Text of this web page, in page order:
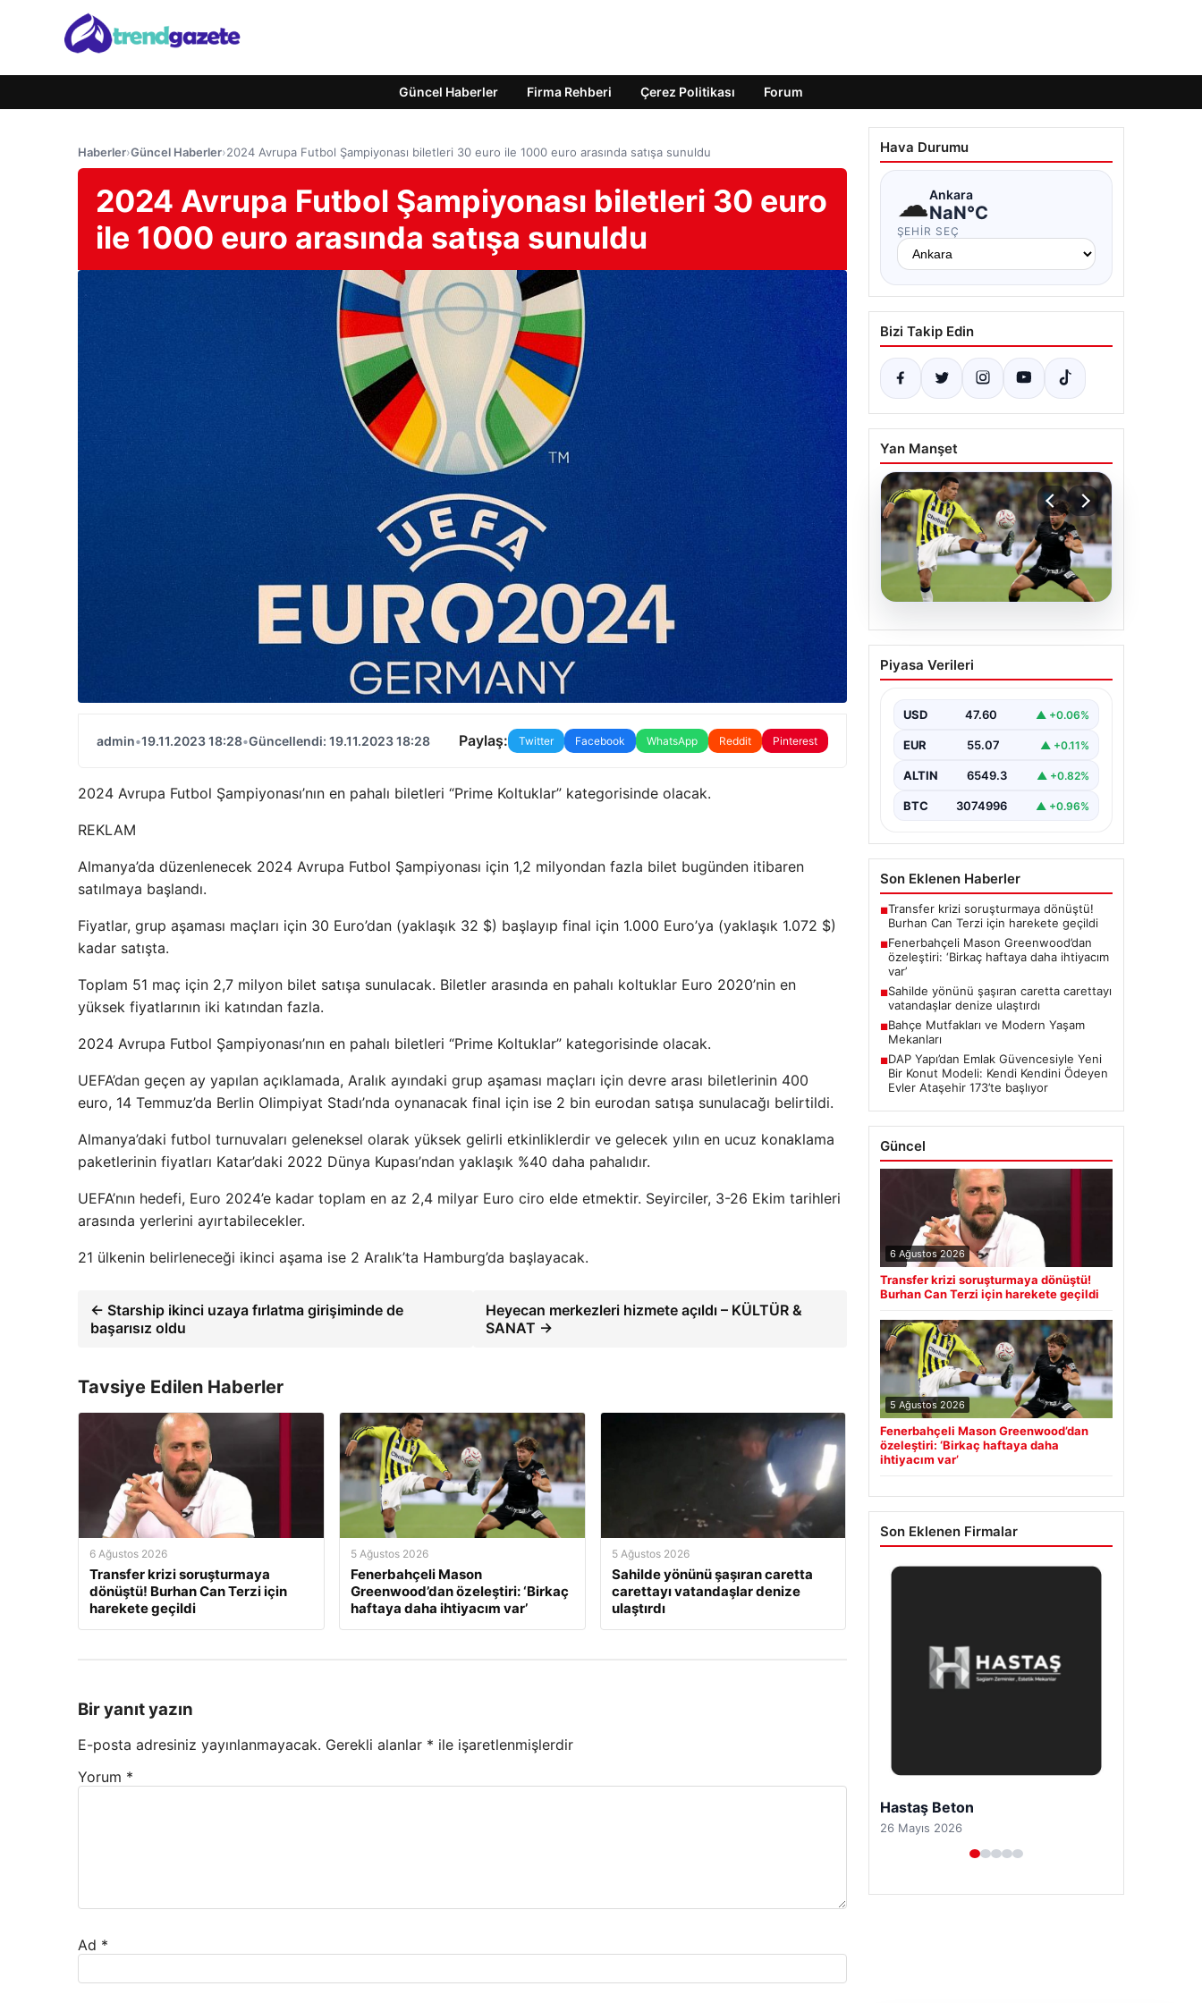
Güncel Haberler Firma Rehberi Çerez Politikası Forum
Haberler›Güncel Haberler›2024 Avrupa Futbol Şampiyonası biletleri 30 euro ile 1000 euro arasında satışa sunuldu
2024 Avrupa Futbol Şampiyonası biletleri 30 euro
ile 1000 euro arasında satışa sunuldu
admin•19.11.2023 18:28•Güncellendi: 19.11.2023 18:28 Paylaş: Twitter Facebook WhatsApp Reddit Pinterest
2024 Avrupa Futbol Şampiyonası’nın en pahalı biletleri “Prime Koltuklar” kategorisinde olacak.
REKLAM
Almanya’da düzenlenecek 2024 Avrupa Futbol Şampiyonası için 1,2 milyondan fazla bilet bugünden itibaren
satılmaya başlandı.
Fiyatlar, grup aşaması maçları için 30 Euro’dan (yaklaşık 32 $) başlayıp final için 1.000 Euro’ya (yaklaşık 1.072 $)
kadar satışta.
Toplam 51 maç için 2,7 milyon bilet satışa sunulacak. Biletler arasında en pahalı koltuklar Euro 2020’nin en
yüksek fiyatlarının iki katından fazla.
2024 Avrupa Futbol Şampiyonası’nın en pahalı biletleri “Prime Koltuklar” kategorisinde olacak.
UEFA’dan geçen ay yapılan açıklamada, Aralık ayındaki grup aşaması maçları için devre arası biletlerinin 400
euro, 14 Temmuz’da Berlin Olimpiyat Stadı’nda oynanacak final için ise 2 bin eurodan satışa sunulacağı belirtildi.
Almanya’daki futbol turnuvaları geleneksel olarak yüksek gelirli etkinliklerdir ve gelecek yılın en ucuz konaklama
paketlerinin fiyatları Katar’daki 2022 Dünya Kupası’ndan yaklaşık %40 daha pahalıdır.
UEFA’nın hedefi, Euro 2024’e kadar toplam en az 2,4 milyar Euro ciro elde etmektir. Seyirciler, 3-26 Ekim tarihleri ​​
arasında yerlerini ayırtabilecekler.
21 ülkenin belirleneceği ikinci aşama ise 2 Aralık’ta Hamburg’da başlayacak.
← Starship ikinci uzaya fırlatma girişiminde de
başarısız oldu
Heyecan merkezleri hizmete açıldı – KÜLTÜR &
SANAT →
Tavsiye Edilen Haberler
6 Ağustos 2026
Transfer krizi soruşturmaya
dönüştü! Burhan Can Terzi için
harekete geçildi
5 Ağustos 2026
Fenerbahçeli Mason
Greenwood’dan özeleştiri: ‘Birkaç
haftaya daha ihtiyacım var’
5 Ağustos 2026
Sahilde yönünü şaşıran caretta
carettayı vatandaşlar denize
ulaştırdı
Bir yanıt yazın
E-posta adresiniz yayınlanmayacak. Gerekli alanlar * ile işaretlenmişlerdir
Yorum *
Ad *
Hava Durumu
☁Ankara
NaN°C
ŞEHIR SEÇ
Bizi Takip Edin
Yan Manşet
05.08.2026
Fenerbahçeli Mason
Greenwood’dan
haftaya daha ihtiyacım
var’
Piyasa Verileri
USD 47.60 ▲ +0.06%
EUR 55.07 ▲ +0.11%
ALTIN 6549.3 ▲ +0.82%
BTC 3074996 ▲ +0.96%
Son Eklenen Haberler
■Transfer krizi soruşturmaya dönüştü!
Burhan Can Terzi için harekete geçildi
■Fenerbahçeli Mason Greenwood’dan
özeleştiri: ‘Birkaç haftaya daha ihtiyacım
var’
■Sahilde yönünü şaşıran caretta carettayı
vatandaşlar denize ulaştırdı
■Bahçe Mutfakları ve Modern Yaşam
Mekanları
■DAP Yapı’dan Emlak Güvencesiyle Yeni
Bir Konut Modeli: Kendi Kendini Ödeyen
Evler Ataşehir 173’te başlıyor
Güncel
6 Ağustos 2026
Transfer krizi soruşturmaya dönüştü!
Burhan Can Terzi için harekete geçildi
5 Ağustos 2026
Fenerbahçeli Mason Greenwood’dan
özeleştiri: ‘Birkaç haftaya daha
ihtiyacım var’
Son Eklenen Firmalar
Prenses Night Club
29 Nisan 2026